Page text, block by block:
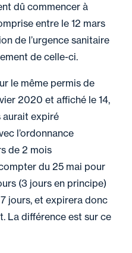
dû commencer à
entre le 12 mars
de l’urgence sanitaire
de celle-ci.
le même permis de
2020 et affiché le 14,
aurait expiré
l’ordonnance
de 2 mois
du 25 mai pour
(3 jours en principe)
jours, et expirera donc
La différence est sur ce